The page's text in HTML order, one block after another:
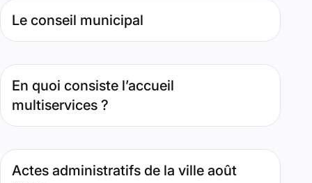
Le conseil municipal
Type de contenu : Page. Date : décembre 4, 2025.
En quoi consiste l’accueil
multiservices ?
Type de contenu : Page. Date : juillet 29, 2022. Pertinence
Actes administratifs de la ville août
Type de contenu : Page. Date : septembre 15, 2025.